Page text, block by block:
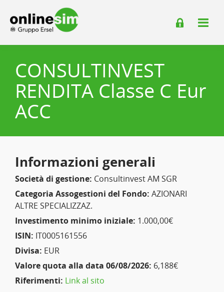
CONSULTINVEST
RENDITA Classe C Eur
ACC
Informazioni generali
Società di gestione: Consultinvest AM SGR
Categoria Assogestioni del Fondo: AZIONARI
ALTRE SPECIALIZZAZ.
Investimento minimo iniziale: 1.000,00€
ISIN: IT0005161556
Divisa: EUR
Valore quota alla data 06/08/2026: 6,188€
Riferimenti: Link al sito